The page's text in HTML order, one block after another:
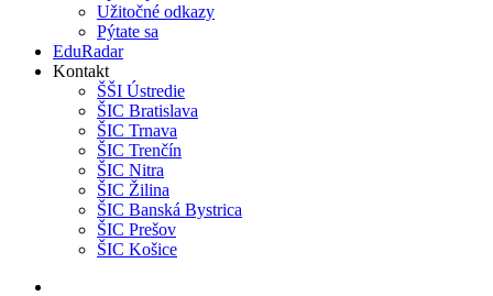
Užitočné odkazy
Pýtate sa
EduRadar
Kontakt
ŠŠI Ústredie
ŠIC Bratislava
ŠIC Trnava
ŠIC Trenčín
ŠIC Nitra
ŠIC Žilina
ŠIC Banská Bystrica
ŠIC Prešov
ŠIC Košice